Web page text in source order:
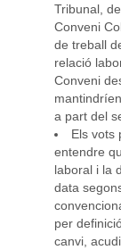
Tribunal,
Conveni
de treball
relació
Conveni
a part del
Els vots
entendre
laboral i la
data
per
canvi,